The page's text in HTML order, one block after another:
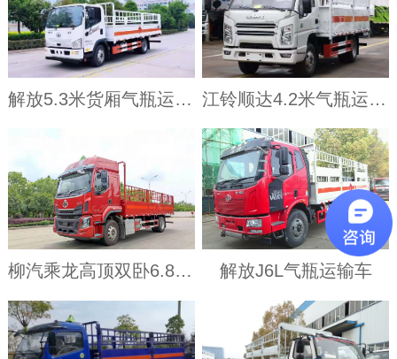
解放5.3米货厢气瓶运输车 江铃顺达4.2米气瓶运输车
柳汽乘龙高顶双卧6.8米货厢气瓶运输车 解放J6L气瓶运输车